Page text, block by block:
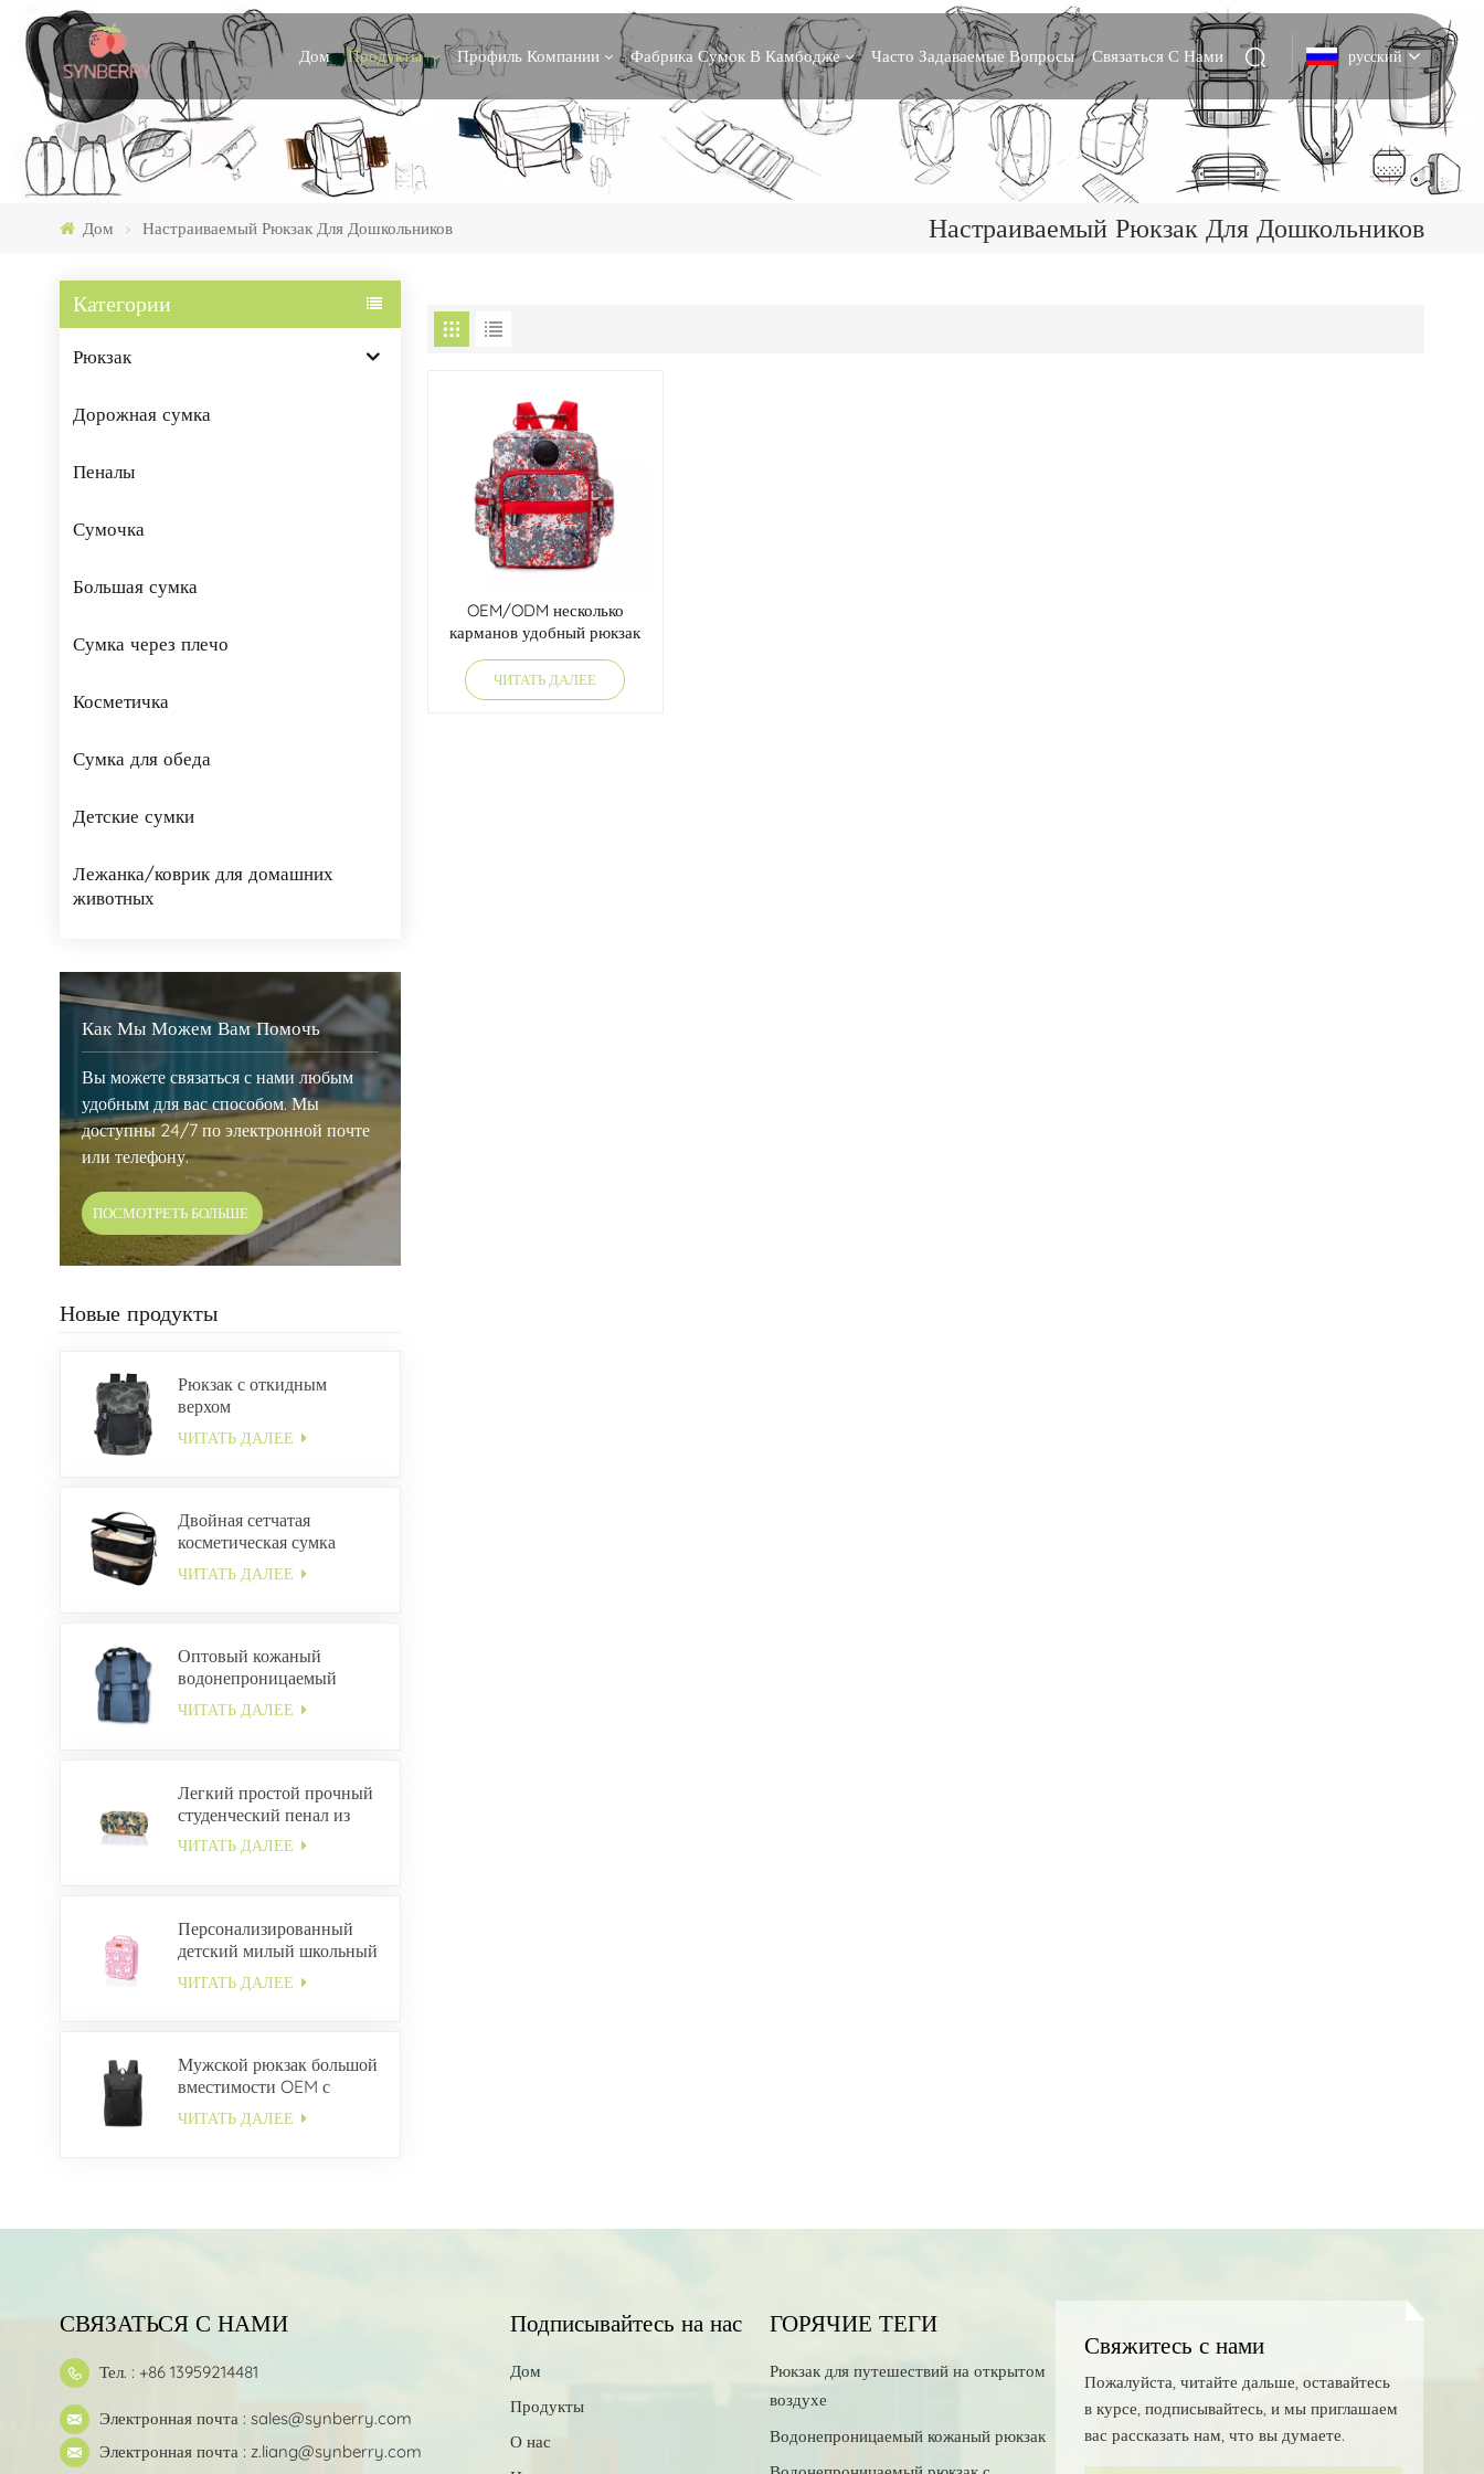
Дом Продукты Профиль Компании Фабрика Сумок В Камбодже Часто Задаваемые Вопросы Связаться С Нами русский
English
Italiano
Дом Настраиваемый Рюкзак Для Дошкольников Настраиваемый Рюкзак Для Дошкольников
Категории
Рюкзак
Дорожная сумка
Пеналы
Сумочка
Большая сумка
Сумка через плечо
Косметичка
Сумка для обеда
Детские сумки
Лежанка/коврик для домашних
животных
Как Мы Можем Вам Помочь
Вы можете связаться с нами любым
удобным для вас способом. Мы
доступны 24/7 по электронной почте
или телефону.
ПОСМОТРЕТЬ БОЛЬШЕ
Новые продукты
Рюкзак с откидным
верхом
ЧИТАТЬ ДАЛЕЕ
Двойная сетчатая
косметическая сумка
ЧИТАТЬ ДАЛЕЕ
Оптовый кожаный
водонепроницаемый
рюкзак с пряжкой
ЧИТАТЬ ДАЛЕЕ
Легкий простой прочный
студенческий пенал из
холста ODM
ЧИТАТЬ ДАЛЕЕ
Персонализированный
детский милый школьный
ланч-бокс
ЧИТАТЬ ДАЛЕЕ
Мужской рюкзак большой
вместимости OEM с
несколькими карманами
ЧИТАТЬ ДАЛЕЕ
OEM/ODM несколько
карманов удобный рюкзак
возраста
ЧИТАТЬ ДАЛЕЕ
СВЯЗАТЬСЯ С НАМИ
Тел. : +86 13959214481
Электронная почта : sales@synberry.com
Электронная почта : z.liang@synberry.com
Подписывайтесь на нас
Дом
Продукты
О нас
ГОРЯЧИЕ ТЕГИ
Рюкзак для путешествий на открытом
воздухе
Водонепроницаемый кожаный рюкзак
Свяжитесь с нами
Пожалуйста, читайте дальше, оставайтесь
в курсе, подписывайтесь, и мы приглашаем
вас рассказать нам, что вы думаете.